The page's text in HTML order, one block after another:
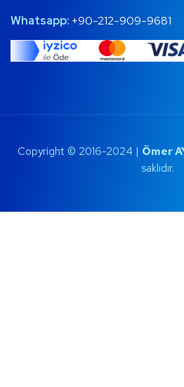
Whatsapp: +90-212-909-9681
Copyright © 2016-2024 | Ömer
saklıdır.